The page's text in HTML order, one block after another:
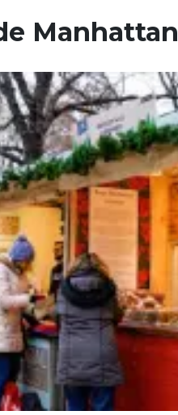
Manhattan